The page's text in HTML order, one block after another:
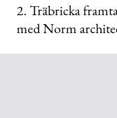
2. Träbricka
med Norm